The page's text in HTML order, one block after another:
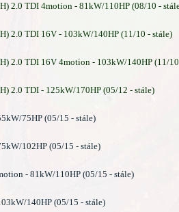
2.0 TDI 4motion - 81kW/110HP (08/10 -
2.0 TDI 16V - 103kW/140HP (11/10 - stále)
2.0 TDI 16V 4motion - 103kW/140HP (11/
2.0 TDI - 125kW/170HP (05/12 - stále)
75HP (05/15 - stále)
102HP (05/15 - stále)
- 81kW/110HP (05/15 - stále)
140HP (05/15 - stále)